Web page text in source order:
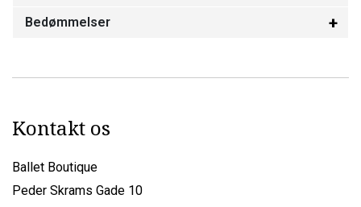
Bedømmelser
Kontakt os
Ballet Boutique
Peder Skrams Gade 10